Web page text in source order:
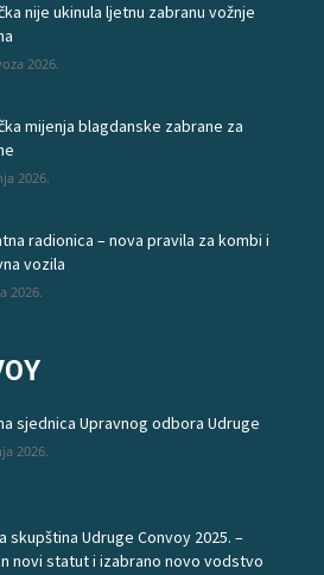
nije ukinula ljetnu zabranu vožnje
2026.
mijenja blagdanske zabrane za
2026.
radionica – nova pravila za kombi i
vozila
2026.
sjednica Upravnog odbora Udruge
2026.
skupština Udruge Convoy 2025. –
novi statut i izabrano novo vodstvo